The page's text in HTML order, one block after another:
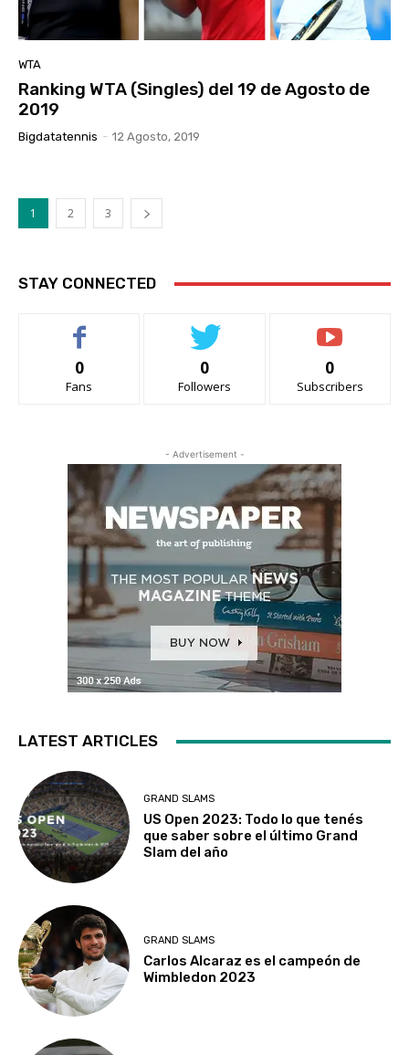
WTA
Ranking WTA (Singles) del 19 de Agosto de
2019
Bigdatatennis - 12 Agosto, 2019
1 2 3
STAY CONNECTED
0
Fans
0
Followers
0
Subscribers
- Advertisement -
LATEST ARTICLES
GRAND SLAMS
US Open 2023: Todo lo que tenés
que saber sobre el último Grand
Slam del año
GRAND SLAMS
Carlos Alcaraz es el campeón de
Wimbledon 2023